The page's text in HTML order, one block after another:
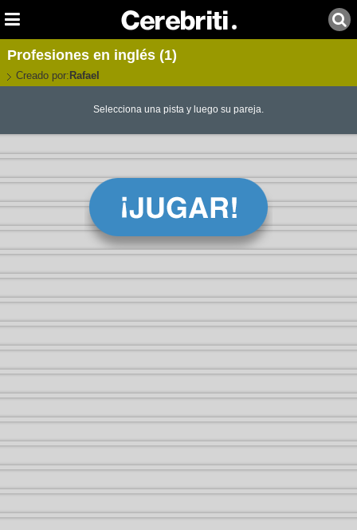
Profesiones en inglés (1)
Creado por: Rafael
Selecciona una pista y luego su pareja.